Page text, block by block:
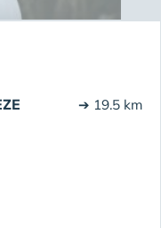
➔ 19.5 km